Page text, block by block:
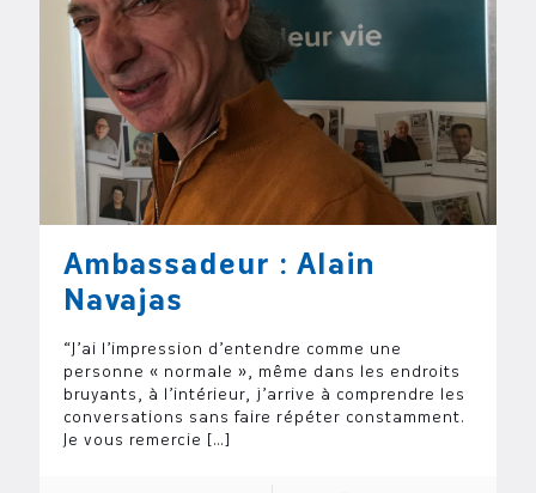
Ambassadeur : Alain
Navajas
“J’ai l’impression d’entendre comme une
personne « normale », même dans les endroits
bruyants, à l’intérieur, j’arrive à comprendre les
conversations sans faire répéter constamment.
Je vous remercie
[…]